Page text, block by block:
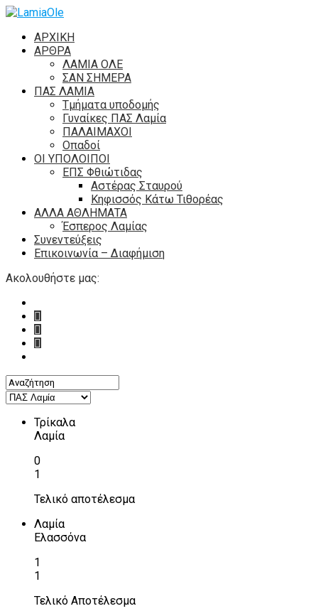
ΑΡΧΙΚΗ
ΑΡΘΡΑ
ΛΑΜΙΑ ΟΛΕ
ΣΑΝ ΣΗΜΕΡΑ
ΠΑΣ ΛΑΜΙΑ
Τμήματα υποδομής
Γυναίκες ΠΑΣ Λαμία
ΠΑΛΑΙΜΑΧΟΙ
Οπαδοί
ΟΙ ΥΠΟΛΟΙΠΟΙ
ΕΠΣ Φθιώτιδας
Αστέρας Σταυρού
Κηφισσός Κάτω Τιθορέας
ΑΛΛΑ ΑΘΛΗΜΑΤΑ
Έσπερος Λαμίας
Συνεντεύξεις
Επικοινωνία – Διαφήμιση
Ακολουθήστε μας:
Τρίκαλα
Λαμία
0
1
Τελικό αποτέλεσμα
Λαμία
Ελασσόνα
1
1
Τελικό Αποτέλεσμα